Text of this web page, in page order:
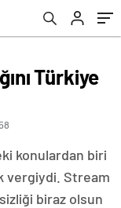
Türkiye
konulardan biri
vergiydi. Stream
biraz olsun